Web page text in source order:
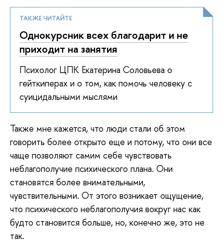
ТАКЖЕ ЧИТАЙТЕ
Однокурсник всех благодарит и не
приходит на занятия
Психолог ЦПК Екатерина Соловьева о
гейткиперах и о том, как помочь человеку с
суицидальными мыслями
Также мне кажется, что люди стали об этом
говорить более открыто еще и потому, что они все
чаще позволяют самим себе чувствовать
неблагополучие психического плана. Они
становятся более внимательными,
чувствительными. От этого возникает ощущение,
что психического неблагополучия вокруг нас как
будто становится больше, но, конечно же, это не
так.